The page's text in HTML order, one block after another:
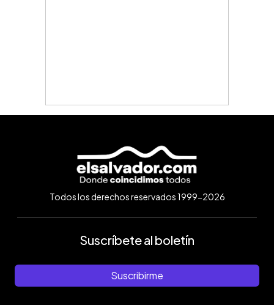
Todos los derechos reservados 1999-2026
Suscríbete al boletín
Suscribirme